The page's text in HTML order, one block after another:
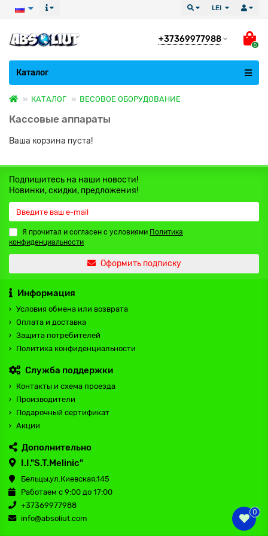
LEI
+37369977988
0
Все категории
Каталог
КАТАЛОГ ВЕСОВОЕ ОБОРУДОВАНИЕ
Кассовые аппараты
Ваша корзина пуста!
Подпишитесь на наши новости!
Новинки, скидки, предложения!
Я прочитал и согласен с условиями Политика
конфиденциальности
Оформить подписку
Информация
Условия обмена или возврата
Оплата и доставка
Защита потребителей
Политика конфиденциальности
Служба поддержки
Контакты и схема проезда
Производители
Подарочный сертификат
Акции
Дополнительно
I.I."S.T.Melinic"
Бельцы,ул.Киевская,145
Работаем с 9:00 до 17:00
+37369977988
info@absoliut.com
0